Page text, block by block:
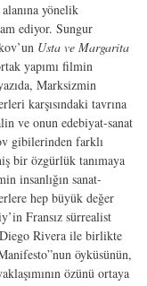
yönelik
ediyor. Sungur
Usta ve Margarita
yapımı filmin
Marksizmin
karşısındaki tav­rına
ve onun edebiyat-sanat
gibilerinden farklı
bir özgürlük tanımaya
insanlığın sanat-
hep büyük değer
Fransız sürrealist
Rivera ile birlikte
öyküsünün,
özünü ortaya